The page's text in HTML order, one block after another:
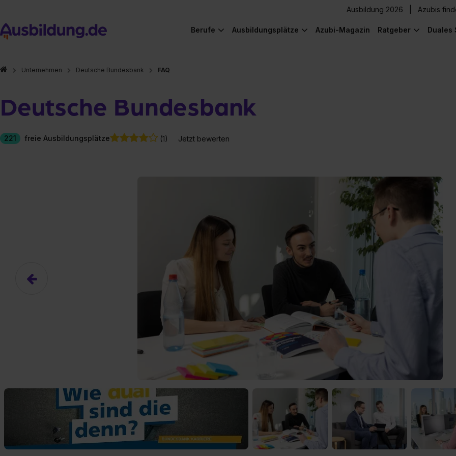
Ausbildung 2026 Azubis
Berufe Ausbildungsplätze Azubi-Magazin Ratgeber Duales
Unternehmen Deutsche Bundesbank FAQ
Deutsche Bundesbank
221 freie Ausbildungsplätze (1) Jetzt bewerten
Hier gibt es (eigentlich) was Cooles zu sehen!
Das hier ist ein Platzhalter für Video-Content von YouTube. Neugierig? Dann schalte die Inhalte jetzt
Ja, ich erlaube die externen Inhalte von YouTube.
Ich bin damit einverstanden, dass mir die externen Inhalte angezeigt werden. Personenbezogene Daten
an Drittplattformen übermittelt werden. Mehr Infos gibt es in der
Datenschutzerklärung